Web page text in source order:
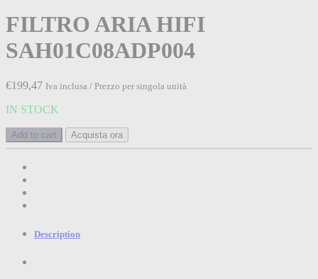
FILTRO ARIA HIFI
SAH01C08ADP004
€199,47 Iva inclusa / Prezzo per singola unità
IN STOCK
Add to cart Acquista ora
Description